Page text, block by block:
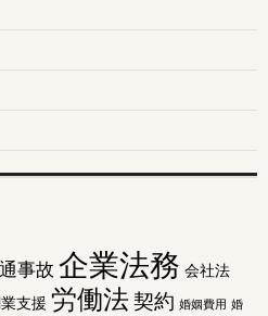
事故 企業法務 会社法
支援 労働法契約 婚姻費用 婚